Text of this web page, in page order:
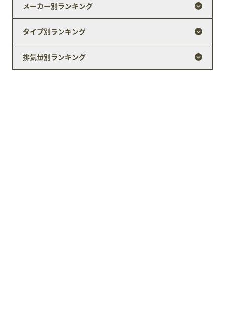
メーカー別ランキング
タイプ別ランキング
排気量別ランキング